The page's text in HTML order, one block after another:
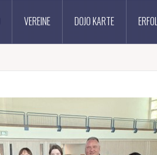
VEREINE DOJO KARTE